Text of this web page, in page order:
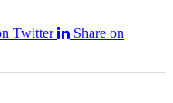
Twitter
Share on